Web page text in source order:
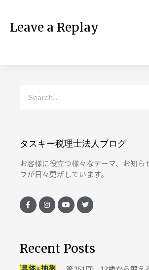
Leave a Replay
タスキー税理士法人ブログ
お客様に役立つ様々なテーマ、お知ら
フが日々更新しています。
Recent Posts